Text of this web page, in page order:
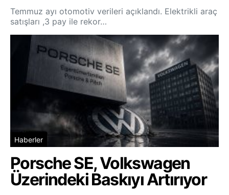
Temmuz ayı otomotiv verileri açıklandı. Elektrikli araç
satışları ,3 pay ile rekor…
Haberler
Porsche SE, Volkswagen
Üzerindeki Baskıyı Artırıyor